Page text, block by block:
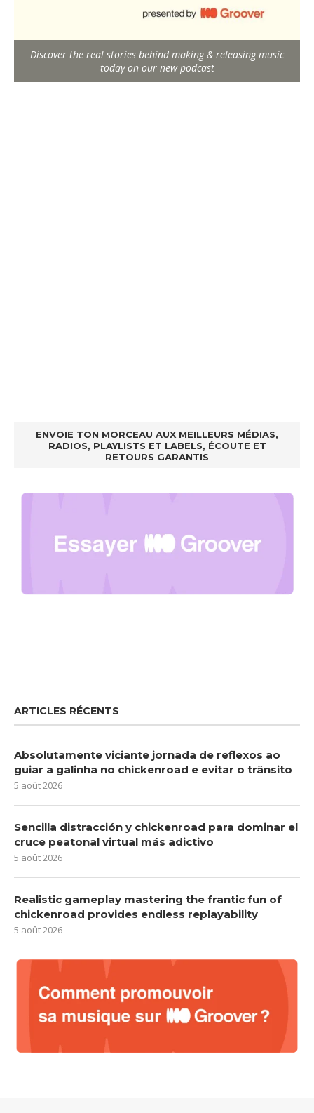
Discover the real stories behind making & releasing music
today on our new podcast
ENVOIE TON MORCEAU AUX MEILLEURS MÉDIAS,
RADIOS, PLAYLISTS ET LABELS, ÉCOUTE ET
RETOURS GARANTIS
ARTICLES RÉCENTS
Absolutamente viciante jornada de reflexos ao
guiar a galinha no chickenroad e evitar o trânsito
5 août 2026
Sencilla distracción y chickenroad para dominar el
cruce peatonal virtual más adictivo
5 août 2026
Realistic gameplay mastering the frantic fun of
chickenroad provides endless replayability
5 août 2026